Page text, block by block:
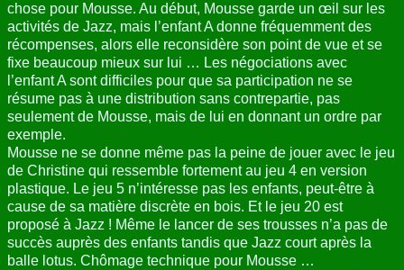
chose pour Mousse. Au début, Mousse garde un œil sur les
activités de Jazz, mais l’enfant A donne fréquemment des
récompenses, alors elle reconsidère son point de vue et se
fixe beaucoup mieux sur lui … Les négociations avec
l’enfant A sont difficiles pour que sa participation ne se
résume pas à une distribution sans contrepartie, pas
seulement de Mousse, mais de lui en donnant un ordre par
exemple.
Mousse ne se donne même pas la peine de jouer avec le jeu
de Christine qui ressemble fortement au jeu 4 en version
plastique. Le jeu 5 n’intéresse pas les enfants, peut-être à
cause de sa matière discrète en bois. Et le jeu 20 est
proposé à Jazz ! Même le lancer de ses trousses n’a pas de
succès auprès des enfants tandis que Jazz court après la
balle lotus. Chômage technique pour Mousse …